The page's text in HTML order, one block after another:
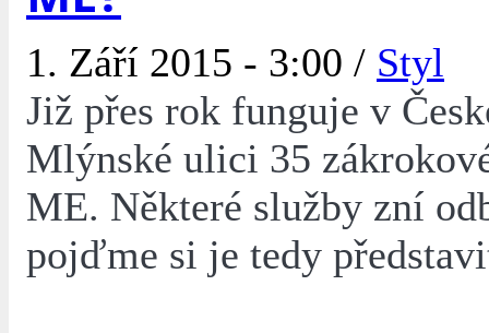
1. Září 2015 - 3:00 / Styl
Již přes rok funguje v
Mlýnské ulici 35
ME. Některé služby zní
pojďme si je tedy